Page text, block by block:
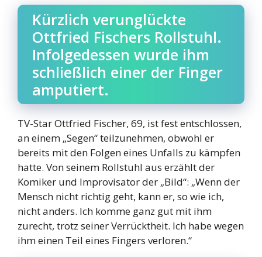
Kürzlich verunglückte
Ottfried Fischers Rollstuhl.
Infolgedessen wurde ihm
schließlich einer der Finger
amputiert.
TV-Star Ottfried Fischer, 69, ist fest entschlossen,
an einem „Segen“ teilzunehmen, obwohl er
bereits mit den Folgen eines Unfalls zu kämpfen
hatte. Von seinem Rollstuhl aus erzählt der
Komiker und Improvisator der „Bild“: „Wenn der
Mensch nicht richtig geht, kann er, so wie ich,
nicht anders. Ich komme ganz gut mit ihm
zurecht, trotz seiner Verrücktheit. Ich habe wegen
ihm einen Teil eines Fingers verloren.“